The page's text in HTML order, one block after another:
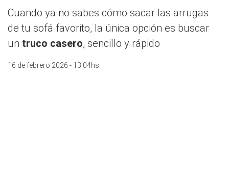
Cuando ya no sabes cómo sacar las arrugas
de tu sofá favorito, la única opción es buscar
un truco casero, sencillo y rápido
16 de febrero 2026 - 13:04hs